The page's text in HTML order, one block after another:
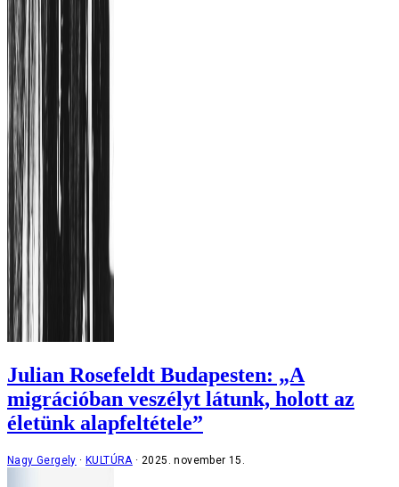
Julian Rosefeldt Budapesten: „A
migrációban veszélyt látunk, holott az
életünk alapfeltétele”
Nagy Gergely KULTÚRA 2025. november 15.